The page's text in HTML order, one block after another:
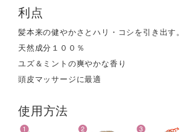
利点
髪本来の健やかさとハリ・コシを引き出す。
天然成分１００％
ユズ＆ミントの爽やかな香り
頭皮マッサージに最適
使用方法